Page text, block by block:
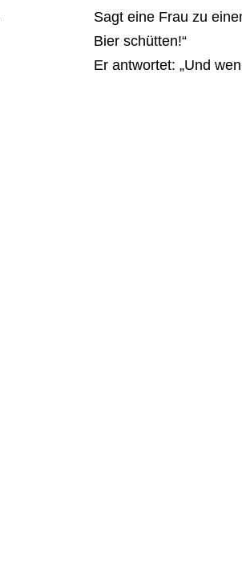
Sagt eine Frau zu
Bier schütten!“
Er antwortet: „Und